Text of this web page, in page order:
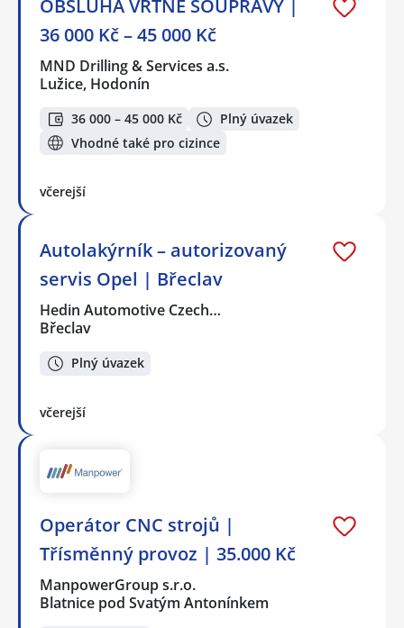
OBSLUHA VRTNÉ SOUPRAVY |
36 000 Kč – 45 000 Kč
MND Drilling & Services a.s.
Lužice, Hodonín
36 000 – 45 000 Kč
Plný úvazek
Vhodné také pro cizince
včerejší
Autolakýrník – autorizovaný
servis Opel | Břeclav
Hedin Automotive Czech…
Břeclav
Plný úvazek
včerejší
Operátor CNC strojů |
Třísměnný provoz | 35.000 Kč
ManpowerGroup s.r.o.
Blatnice pod Svatým Antonínkem